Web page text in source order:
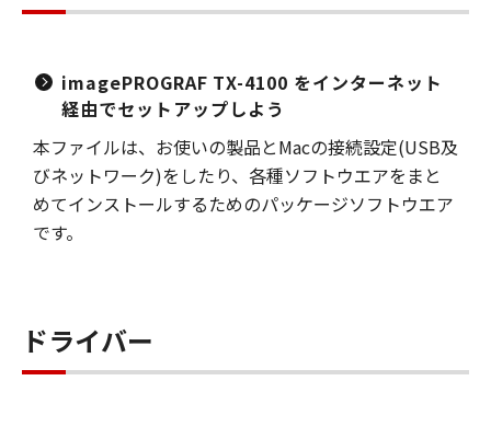
imagePROGRAF TX-4100 をインターネット
経由でセットアップしよう
本ファイルは、お使いの製品とMacの接続設定(USB及
びネットワーク)をしたり、各種ソフトウエアをまと
めてインストールするためのパッケージソフトウエア
です。
ドライバー